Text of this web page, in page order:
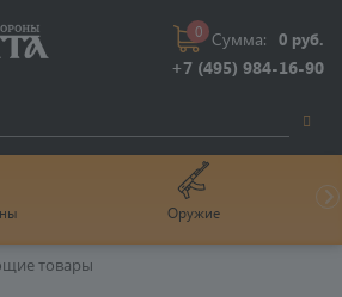
+7 (495) 984-16-90
0 Сумма: 0 руб.
Оружие
товары